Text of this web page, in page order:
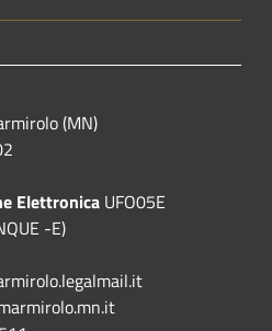
(MN)
Elettronica UFO05E
-E)